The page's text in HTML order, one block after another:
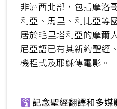
非洲西北部，包括摩洛
利亞、馬里、利比亞等
居於毛里塔利亞的摩爾
尼亞語已有其新約聖經
機程式及耶穌傳電影。
記念聖經翻譯和多媒